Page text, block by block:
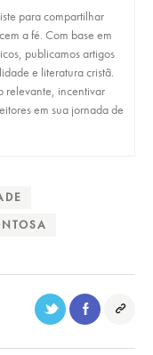
para compartilhar
a fé. Com base em
publicamos artigos
e literatura cristã.
relevante, incentivar
em sua jornada de